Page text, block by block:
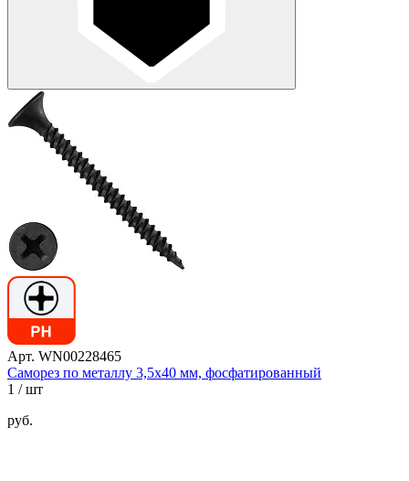
Арт. WN00228465
Саморез по металлу 3,5х40 мм, фосфатированный
1 / шт
руб.